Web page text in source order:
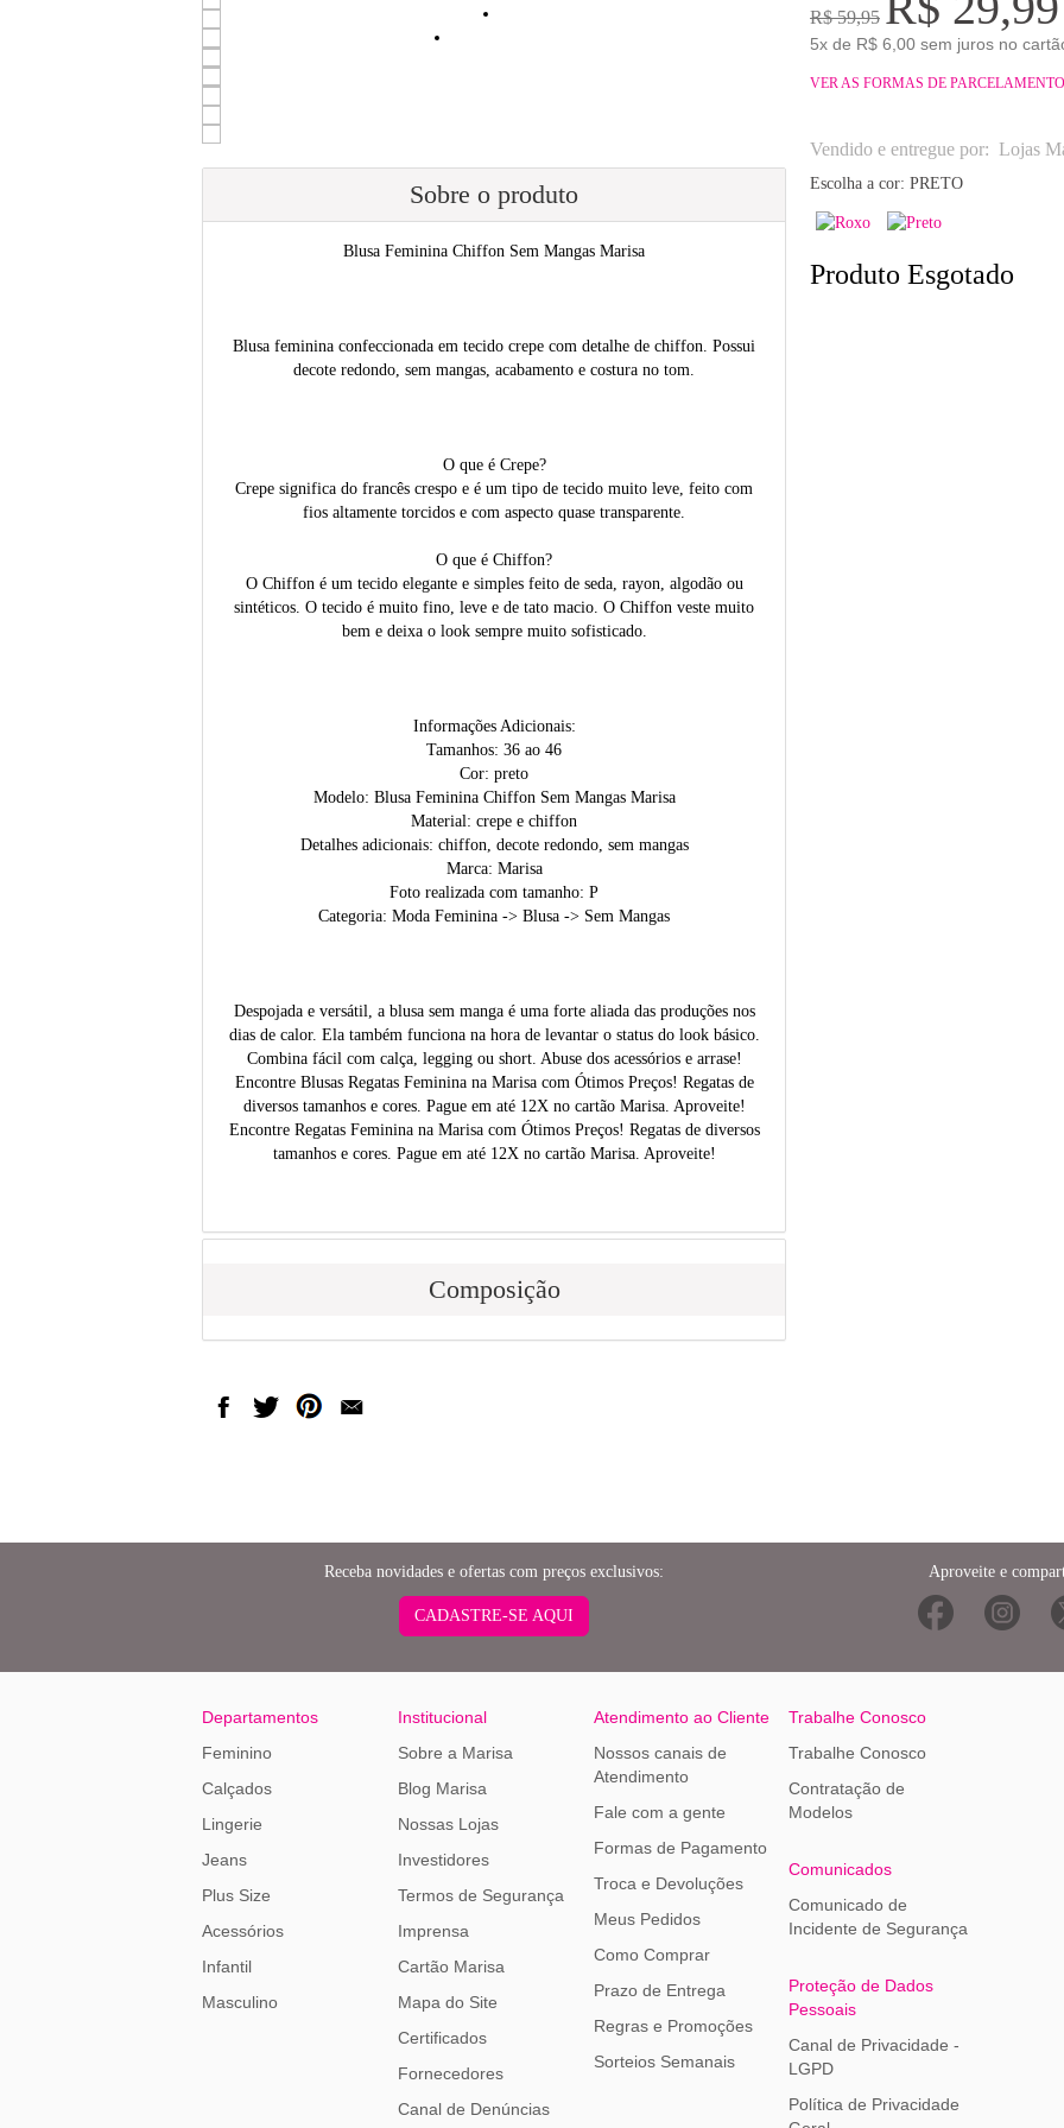
Sobre o produto
Blusa Feminina Chiffon Sem Mangas Marisa
Blusa feminina confeccionada em tecido crepe com detalhe de chiffon. Possui
decote redondo, sem mangas, acabamento e costura no tom.
O que é Crepe?
Crepe significa do francês crespo e é um tipo de tecido muito leve, feito com
fios altamente torcidos e com aspecto quase transparente.
O que é Chiffon?
O Chiffon é um tecido elegante e simples feito de seda, rayon, algodão ou
sintéticos. O tecido é muito fino, leve e de tato macio. O Chiffon veste muito
bem e deixa o look sempre muito sofisticado.
Informações Adicionais:
Tamanhos: 36 ao 46
Cor: preto
Modelo: Blusa Feminina Chiffon Sem Mangas Marisa
Material: crepe e chiffon
Detalhes adicionais: chiffon, decote redondo, sem mangas
Marca: Marisa
Foto realizada com tamanho: P
Categoria: Moda Feminina -> Blusa -> Sem Mangas
Despojada e versátil, a blusa sem manga é uma forte aliada das produções nos
dias de calor. Ela também funciona na hora de levantar o status do look básico.
Combina fácil com calça, legging ou short. Abuse dos acessórios e arrase!
Encontre Blusas Regatas Feminina na Marisa com Ótimos Preços! Regatas de
diversos tamanhos e cores. Pague em até 12X no cartão Marisa. Aproveite!
Encontre Regatas Feminina na Marisa com Ótimos Preços! Regatas de diversos
tamanhos e cores. Pague em até 12X no cartão Marisa. Aproveite!
Composição
R$ 59,95
5x de R$ 6,00 sem juros no
VER AS FORMAS DE PARCELAMENTO
Vendido e entregue por: Lojas
Escolha a cor: PRETO
Produto Esgotado
Receba novidades e ofertas com preços exclusivos:
CADASTRE-SE AQUI
Aproveite e
Departamentos
Feminino
Calçados
Lingerie
Jeans
Plus Size
Acessórios
Infantil
Masculino
Institucional
Sobre a Marisa
Blog Marisa
Nossas Lojas
Investidores
Termos de Segurança
Imprensa
Cartão Marisa
Mapa do Site
Certificados
Fornecedores
Canal de Denúncias
Atendimento ao Cliente
Nossos canais de
Atendimento
Fale com a gente
Formas de Pagamento
Troca e Devoluções
Meus Pedidos
Como Comprar
Prazo de Entrega
Regras e Promoções
Sorteios Semanais
Trabalhe Conosco
Trabalhe Conosco
Contratação de
Modelos
Comunicados
Comunicado de
Incidente de Segurança
Proteção de Dados
Pessoais
Canal de Privacidade -
LGPD
Política de Privacidade